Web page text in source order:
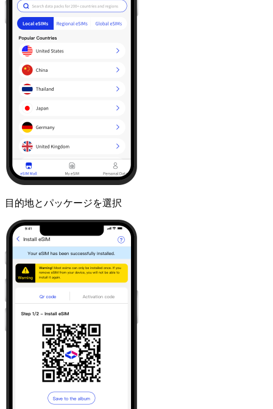
目的地とパッケージを選択